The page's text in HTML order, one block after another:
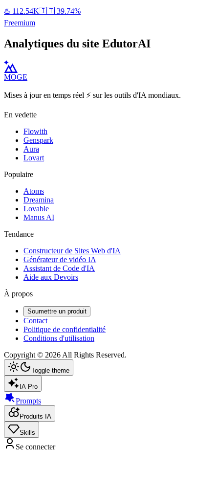
♨️ 112.54K🇮🇹 39.74%
Freemium
Analytiques du site EdutorAI
MOGE
Mises à jour en temps réel ⚡️ sur les outils d'IA mondiaux.
En vedette
Flowith
Genspark
Aura
Lovart
Populaire
Atoms
Dreamina
Lovable
Manus AI
Tendance
Constructeur de Sites Web d'IA
Générateur de vidéo IA
Assistant de Code d'IA
Aide aux Devoirs
À propos
Soumettre un produit
Contact
Politique de confidentialité
Conditions d'utilisation
Copyright © 2026All Rights Reserved.
Toggle theme
IA Pro
Prompts
Produits IA
Skills
Se connecter